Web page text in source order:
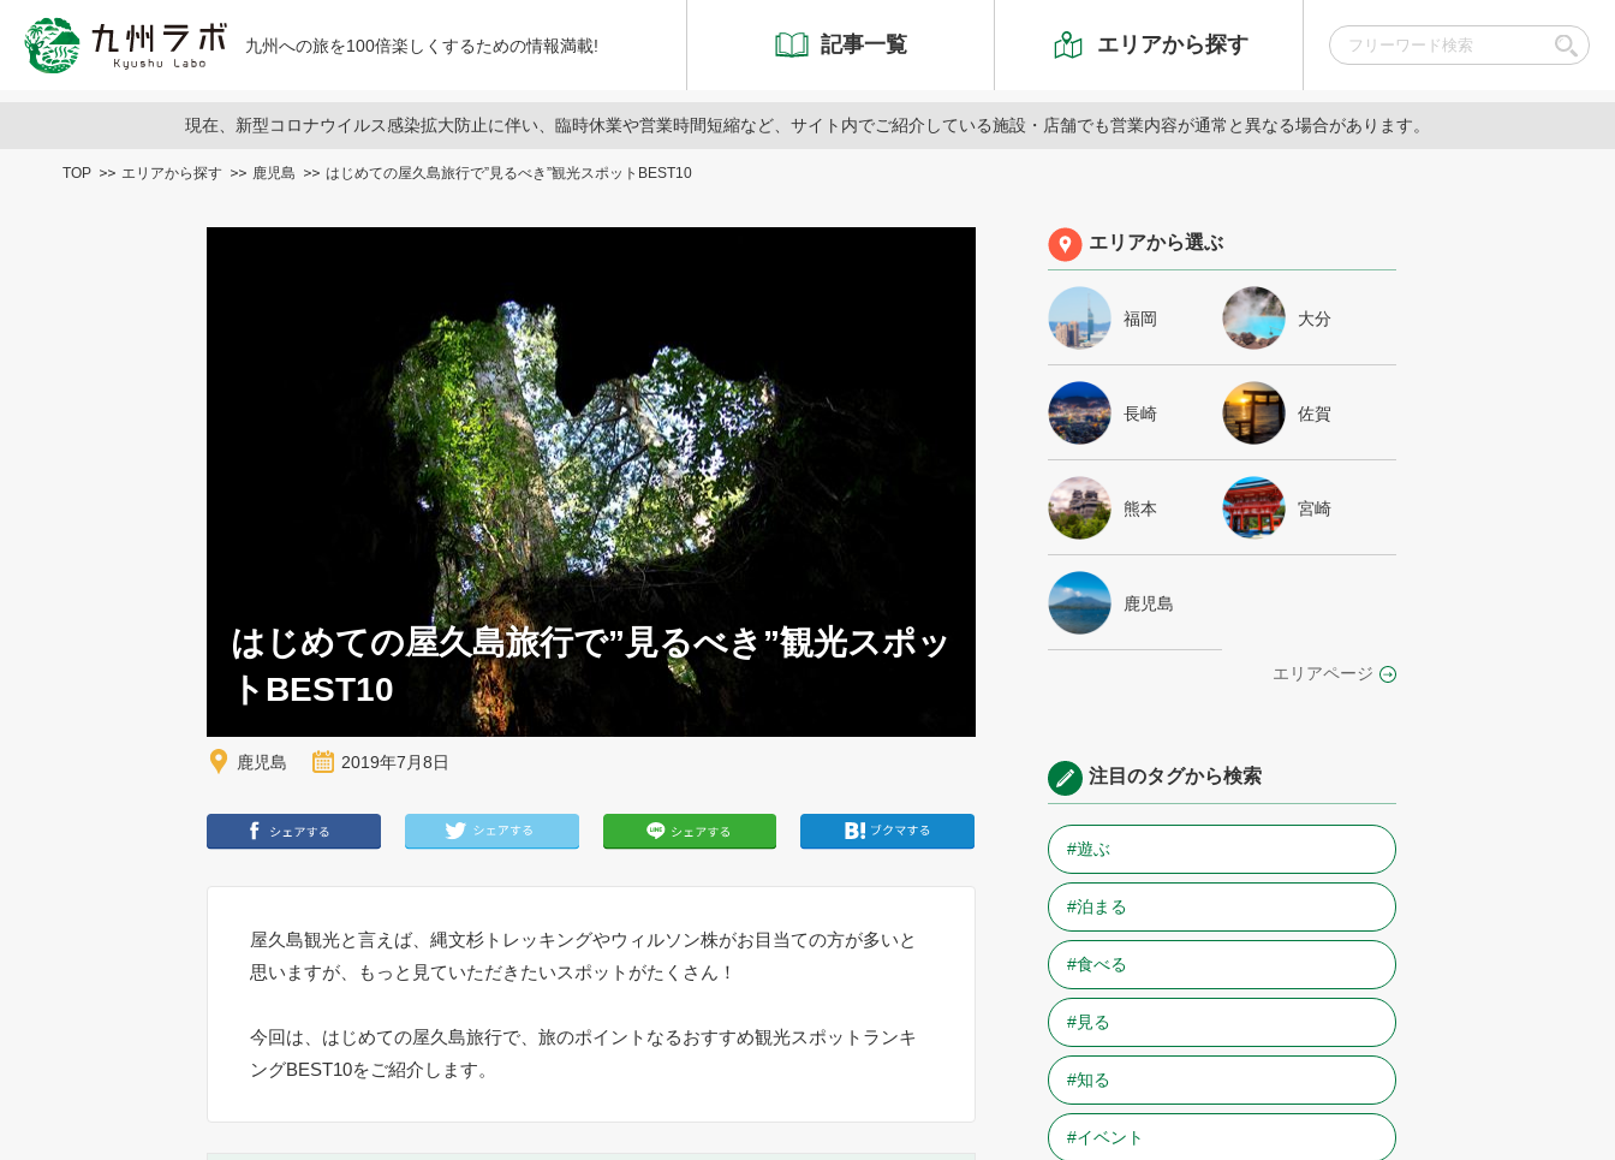
九州への旅を100倍楽しくするための情報満載! 記事一覧 エリアから探す
現在、新型コロナウイルス感染拡大防止に伴い、臨時休業や営業時間短縮など、サイト内でご紹介している施設・店舗でも営業内容が通常と異なる場合があります。
TOP エリアから探す 鹿児島 はじめての屋久島旅行で”見るべき”観光スポットBEST10
はじめての屋久島旅行で”見るべき”観光スポッ
トBEST10
鹿児島 2019年7月8日
屋久島観光と言えば、縄文杉トレッキングやウィルソン株がお目当ての方が多いと
思いますが、もっと見ていただきたいスポットがたくさん！
今回は、はじめての屋久島旅行で、旅のポイントなるおすすめ観光スポットランキ
ングBEST10をご紹介します。
エリアから選ぶ
福岡 大分
長崎 佐賀
熊本 宮崎
鹿児島
エリアページ
注目のタグから検索
#遊ぶ
#泊まる
#食べる
#見る
#知る
#イベント